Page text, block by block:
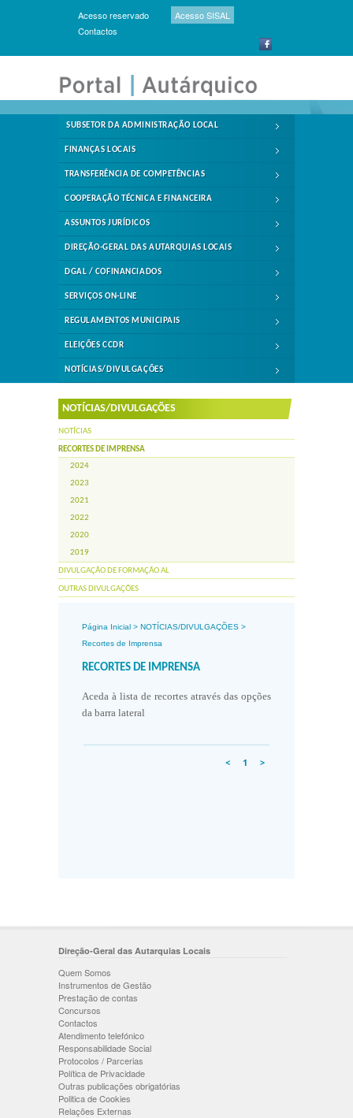
Acesso reservado
Acesso SISAL
Contactos
SUBSETOR DA ADMINISTRAÇÃO LOCAL
FINANÇAS LOCAIS
TRANSFERÊNCIA DE COMPETÊNCIAS
COOPERAÇÃO TÉCNICA E FINANCEIRA
ASSUNTOS JURÍDICOS
DIREÇÃO-GERAL DAS AUTARQUIAS LOCAIS
DGAL / COFINANCIADOS
SERVIÇOS ON-LINE
REGULAMENTOS MUNICIPAIS
ELEIÇÕES CCDR
NOTÍCIAS/DIVULGAÇÕES
NOTÍCIAS/DIVULGAÇÕES
NOTÍCIAS
RECORTES DE IMPRENSA
2024
2023
2021
2022
2020
2019
DIVULGAÇÃO DE FORMAÇÃO AL
OUTRAS DIVULGAÇÕES
Página Inicial > NOTÍCIAS/DIVULGAÇÕES >
Recortes de Imprensa
RECORTES DE IMPRENSA
Aceda à lista de recortes através das opções
da barra lateral
< 1 >
Direção-Geral das Autarquias Locais
Quem Somos
Instrumentos de Gestão
Prestação de contas
Concursos
Contactos
Atendimento telefónico
Responsabilidade Social
Protocolos / Parcerias
Política de Privacidade
Outras publicações obrigatórias
Politica de Cookies
Relações Externas